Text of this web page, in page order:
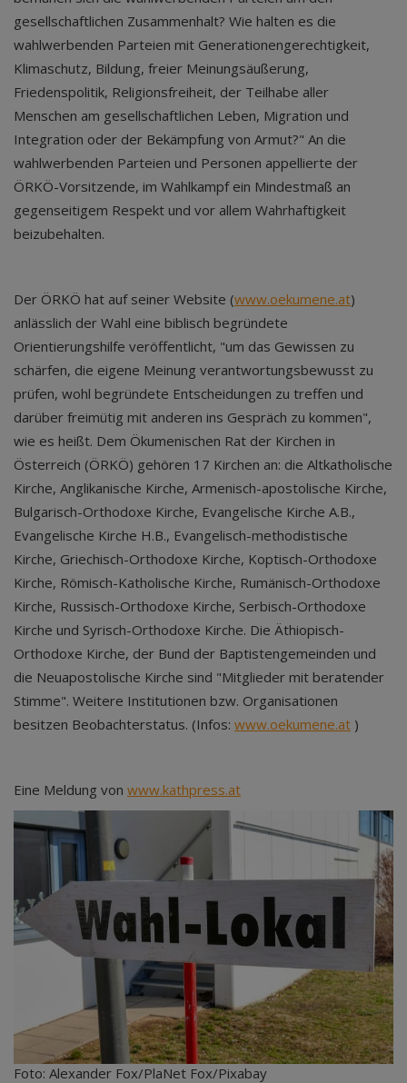
gesellschaftlichen Zusammenhalt? Wie halten es die
wahlwerbenden Parteien mit Generationengerechtigkeit,
Klimaschutz, Bildung, freier Meinungsäußerung,
Friedenspolitik, Religionsfreiheit, der Teilhabe aller
Menschen am gesellschaftlichen Leben, Migration und
Integration oder der Bekämpfung von Armut?" An die
wahlwerbenden Parteien und Personen appellierte der
ÖRKÖ-Vorsitzende, im Wahlkampf ein Mindestmaß an
gegenseitigem Respekt und vor allem Wahrhaftigkeit
beizubehalten.
Der ÖRKÖ hat auf seiner Website (www.oekumene.at)
anlässlich der Wahl eine biblisch begründete
Orientierungshilfe veröffentlicht, "um das Gewissen zu
schärfen, die eigene Meinung verantwortungsbewusst zu
prüfen, wohl begründete Entscheidungen zu treffen und
darüber freimütig mit anderen ins Gespräch zu kommen",
wie es heißt. Dem Ökumenischen Rat der Kirchen in
Österreich (ÖRKÖ) gehören 17 Kirchen an: die Altkatholische
Kirche, Anglikanische Kirche, Armenisch-apostolische Kirche,
Bulgarisch-Orthodoxe Kirche, Evangelische Kirche A.B.,
Evangelische Kirche H.B., Evangelisch-methodistische
Kirche, Griechisch-Orthodoxe Kirche, Koptisch-Orthodoxe
Kirche, Römisch-Katholische Kirche, Rumänisch-Orthodoxe
Kirche, Russisch-Orthodoxe Kirche, Serbisch-Orthodoxe
Kirche und Syrisch-Orthodoxe Kirche. Die Äthiopisch-
Orthodoxe Kirche, der Bund der Baptistengemeinden und
die Neuapostolische Kirche sind "Mitglieder mit beratender
Stimme". Weitere Institutionen bzw. Organisationen
besitzen Beobachterstatus. (Infos: www.oekumene.at )
Eine Meldung von www.kathpress.at
Foto: Alexander Fox/PlaNet Fox/Pixabay